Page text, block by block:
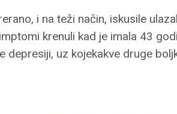
i na teži način, iskusile
krenuli kad je imala 43
depresiji, uz kojekakve druge